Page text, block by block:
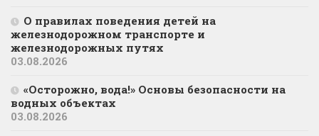
О правилах поведения детей на
железнодорожном транспорте и
железнодорожных путях
03.08.2026
«Осторожно, вода!» Основы безопасности на
водных объектах
03.08.2026